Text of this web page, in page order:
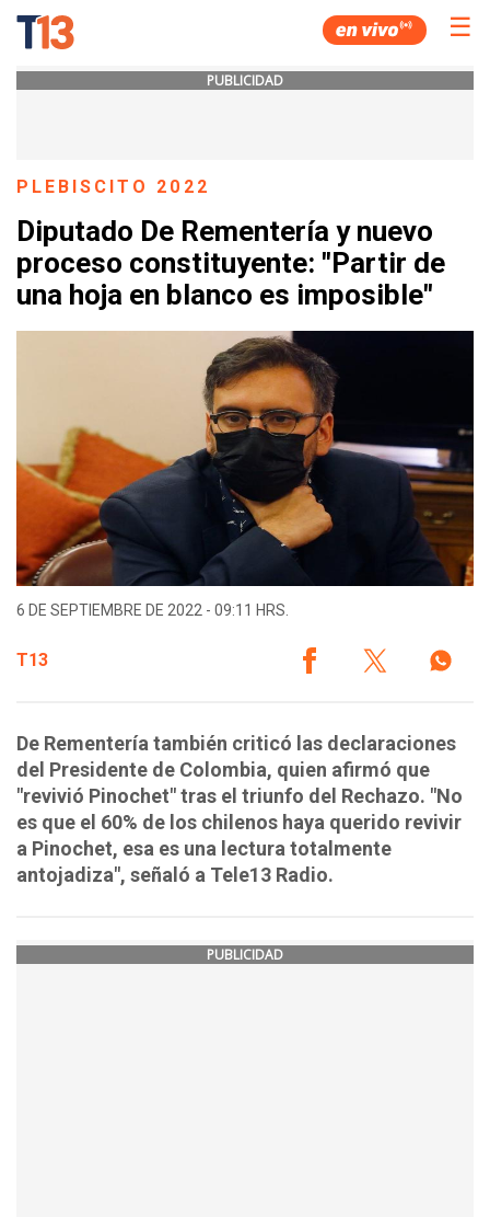
☰
PUBLICIDAD
PLEBISCITO 2022
Diputado De Rementería y nuevo
proceso constituyente: "Partir de
una hoja en blanco es imposible"
6 DE SEPTIEMBRE DE 2022 - 09:11 HRS.
T13
De Rementería también criticó las declaraciones
del Presidente de Colombia, quien afirmó que
"revivió Pinochet" tras el triunfo del Rechazo. "No
es que el 60% de los chilenos haya querido revivir
a Pinochet, esa es una lectura totalmente
antojadiza", señaló a Tele13 Radio.
PUBLICIDAD